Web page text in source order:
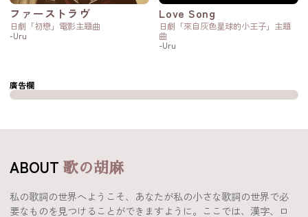
ファーストラヴ
日劇「初戀」電影主題曲
-Uru
Love Song
日劇「來自灰色星球的小王子」主題
曲
-Uru
廣告欄
ABOUT歌の胡麻
私の歌詞の世界へようこそ、あなたが私の小さな歌詞の世界で必
要なものを見つけることができますように。ここでは、漢字、ロ